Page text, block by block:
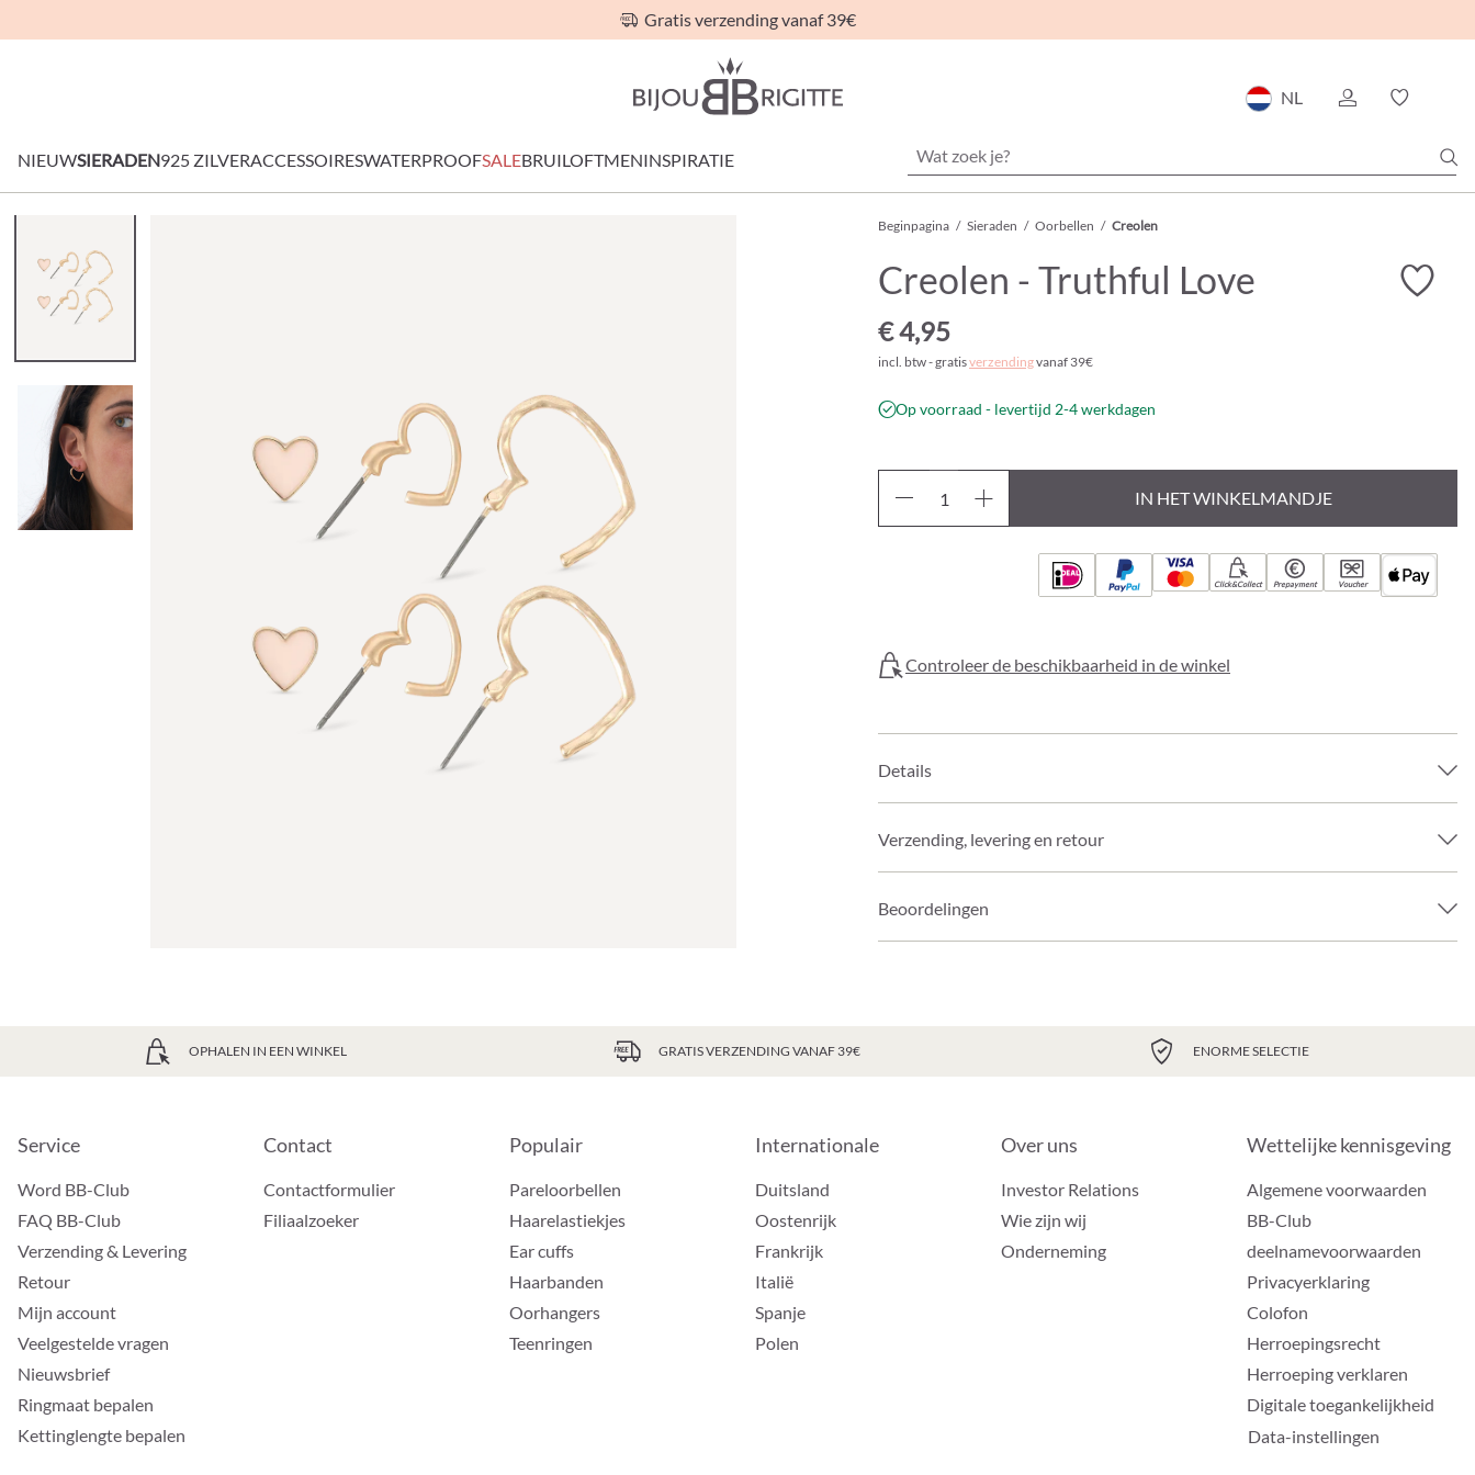
Gratis verzending vanaf 39€
NL
NIEUWSIERADEN925 ZILVERACCESSOIRESWATERPROOFSALEBRUILOFTMENINSPIRATIE
Beginpagina / Sieraden / Oorbellen / Creolen
Creolen - Truthful Love
€ 4,95
incl. btw - gratisverzendingvanaf 39€
Op voorraad - levertijd 2-4 werkdagen
IN HET WINKELMANDJE
Click&Collect Prepayment Voucher
Controleer de beschikbaarheid in de winkel
Details
Verzending, levering en retour
Beoordelingen
OPHALEN IN EEN WINKEL GRATIS VERZENDING VANAF 39€ ENORME SELECTIE
Service
Word BB-Club
FAQ BB-Club
Verzending & Levering
Retour
Mijn account
Veelgestelde vragen
Nieuwsbrief
Ringmaat bepalen
Kettinglengte bepalen
Contact
Contactformulier
Filiaalzoeker
Populair
Pareloorbellen
Haarelastiekjes
Ear cuffs
Haarbanden
Oorhangers
Teenringen
Internationale
Duitsland
Oostenrijk
Frankrijk
Italië
Spanje
Polen
Over uns
Investor Relations
Wie zijn wij
Onderneming
Wettelijke kennisgeving
Algemene voorwaarden
BB-Club
deelnamevoorwaarden
Privacyerklaring
Colofon
Herroepingsrecht
Herroeping verklaren
Digitale toegankelijkheid
Data-instellingen